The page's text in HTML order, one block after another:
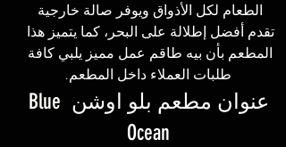
الطعام لكل الأذواق ويوفر صالة خارجية
تقدم أفضل إطلالة على البحر، كما يتميز هذا
المطعم بأن بيه طاقم عمل مميز يلبي كافة
طلبات العملاء داخل المطعم.
عنوان مطعم بلو اوشن Blue
Ocean